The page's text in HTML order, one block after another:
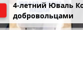
4-летний Юваль
добровольцами